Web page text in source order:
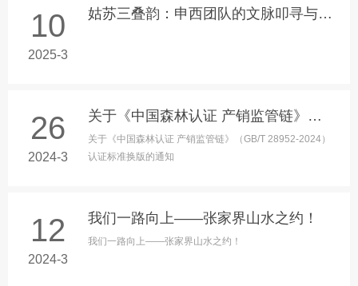
10
2025-3
姑苏三叠韵：申西团队的文脉叩寻与共生之旅
26
2024-3
关于《中国森林认证 产销监管链》换版的通知
关于《中国森林认证 产销监管链》（GB/T 28952-2024）
认证标准换版的通知
12
2024-3
我们一路向上——张家界山水之约！
我们一路向上——张家界山水之约！